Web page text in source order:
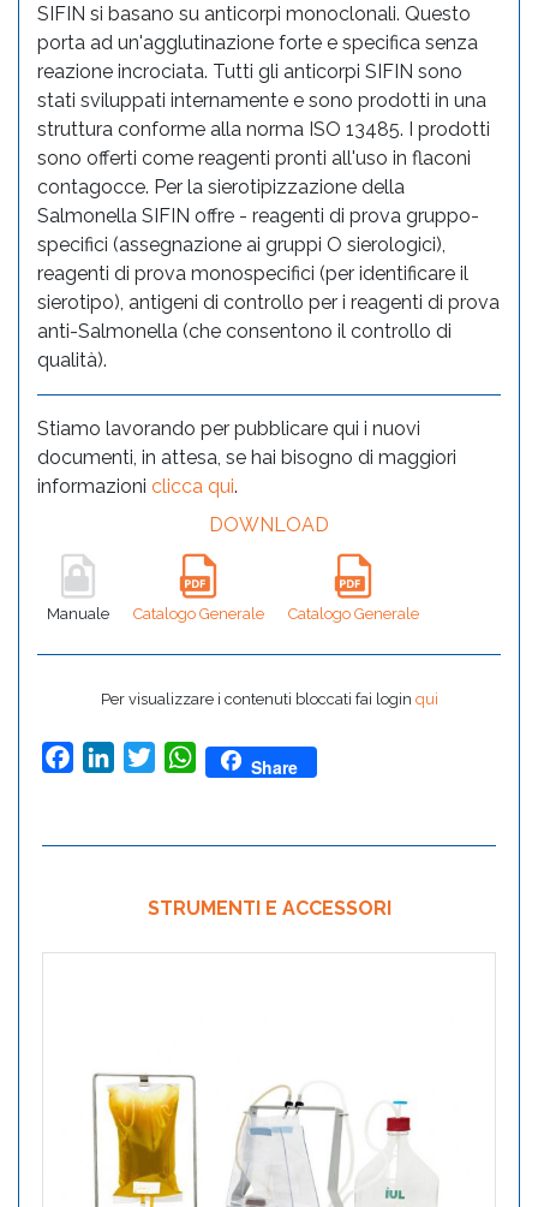
SIFIN si basano su anticorpi monoclonali. Questo
porta ad un'agglutinazione forte e specifica senza
reazione incrociata. Tutti gli anticorpi SIFIN sono
stati sviluppati internamente e sono prodotti in una
struttura conforme alla norma ISO 13485. I prodotti
sono offerti come reagenti pronti all'uso in flaconi
contagocce. Per la sierotipizzazione della
Salmonella SIFIN offre - reagenti di prova gruppo-
specifici (assegnazione ai gruppi O sierologici),
reagenti di prova monospecifici (per identificare il
sierotipo), antigeni di controllo per i reagenti di prova
anti-Salmonella (che consentono il controllo di
qualità).
Stiamo lavorando per pubblicare qui i nuovi
documenti, in attesa, se hai bisogno di maggiori
informazioni clicca qui.
DOWNLOAD
Manuale Catalogo Generale Catalogo Generale
Per visualizzare i contenuti bloccati fai login qui
FacebookLinkedInTwitterWhatsApp
Share
STRUMENTI E ACCESSORI